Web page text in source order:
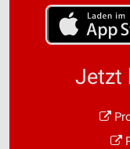
Jetzt